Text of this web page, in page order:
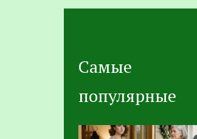
Самые
популярные